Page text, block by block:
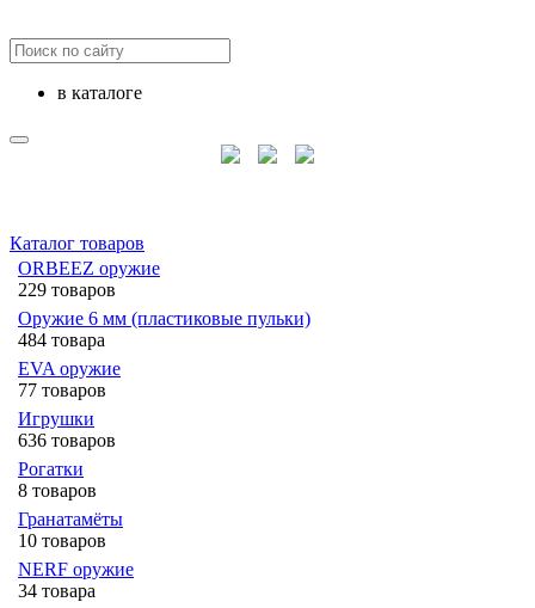
в каталоге
Каталог товаров
ORBEEZ оружие
229 товаров
Оружие 6 мм (пластиковые пульки)
484 товара
EVA оружие
77 товаров
Игрушки
636 товаров
Рогатки
8 товаров
Гранатамёты
10 товаров
NERF оружие
34 товара